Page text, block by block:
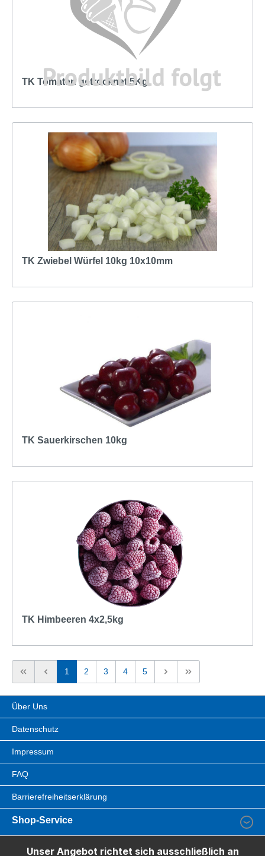
TK Tomaten getrocknet 5Kg
TK Zwiebel Würfel 10kg 10x10mm
TK Sauerkirschen 10kg
TK Himbeeren 4x2,5kg
1 2 3 4 5
Über Uns
Datenschutz
Impressum
FAQ
Barrierefreiheitserklärung
Shop-Service
Unser Angebot richtet sich ausschließlich an